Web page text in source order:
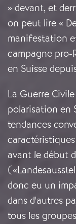
» devant, et
on peut lire «
manifestation
campagne pro-
en Suisse
La Guerre
polarisation en
tendances
avant le début
donc eu un
dans d'autres
tous les